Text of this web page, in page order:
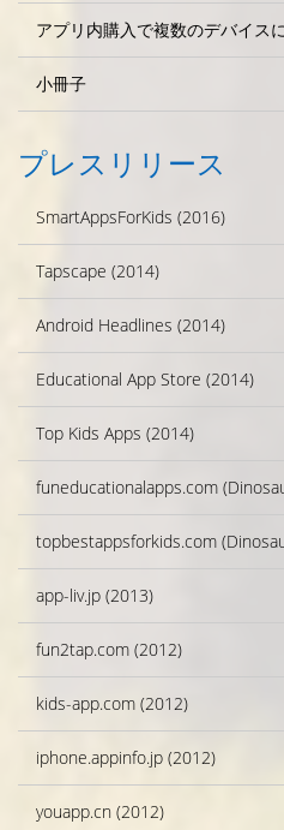
アプリ内購入で複数のデバイス
小冊子
プレスリリース
SmartAppsForKids (2016)
Tapscape (2014)
Android Headlines (2014)
Educational App Store (2014)
Top Kids Apps (2014)
funeducationalapps.com
topbestappsforkids.com
app-liv.jp (2013)
fun2tap.com (2012)
kids-app.com (2012)
iphone.appinfo.jp (2012)
youapp.cn (2012)